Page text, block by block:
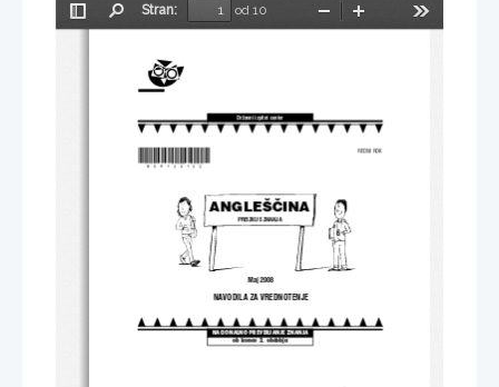
Preklopi
Stran:
od 10
Pomanjšaj
Državni izpitni center
NACIONALNO PREVERJANJE ZNANJA
ob koncu 2. obdobja
REDNI ROK
ANGLEŠ^INA
PREIZKUS ZNANJA
Maj 2008
NAVODILA ZA VREDNOTENJE